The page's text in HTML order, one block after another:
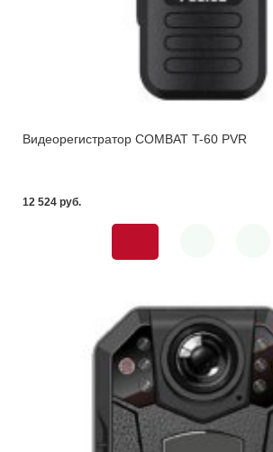
Видеорегистратор COMBAT T-60 PVR
12 524 pуб.